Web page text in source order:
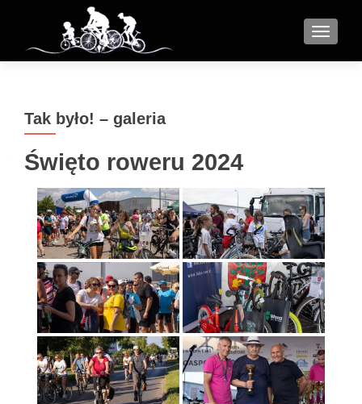
MENU
Tak było! – galeria
Święto roweru 2024